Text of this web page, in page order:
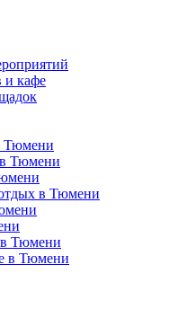
и кафе
Тюмени
Тюмени
в Тюмени
в Тюмени
в Тюмени